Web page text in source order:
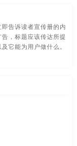
策划
划
-包装设计
告诉读者宣传册的内
，标题应该传达所提
它能为用户做什么。